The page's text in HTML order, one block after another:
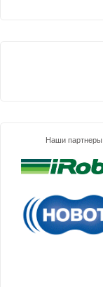
Наши партнеры